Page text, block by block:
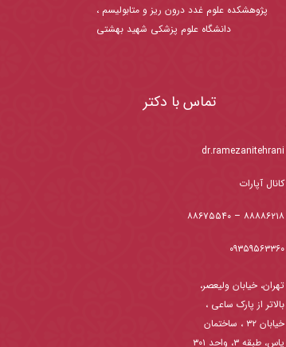
پژوهشکده علوم غدد درون ریز و متابولیسم ،
دانشگاه علوم پزشکی شهید بهشتی
تماس با دکتر
dr.ramezanitehrani
کانال آپارات
۸۸۸۸۶۲۱۸– ۸۸۶۷۵۵۴۰
۰۹۳۵۹۵۶۳۳۶۰
تهران، خیابان ولیعصر،
بالاتر از پارک ساعی ،
خیابان ۳۲ ، ساختمان
یاس، طبقه ۳، واحد ۳۰۱